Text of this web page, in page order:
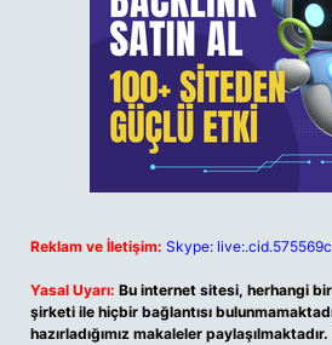
Reklam ve İletişim: Skype:
Yasal Uyarı: Bu internet sitesi, herhangi
şirketi ile hiçbir bağlantısı
hazırladığımız makaleler